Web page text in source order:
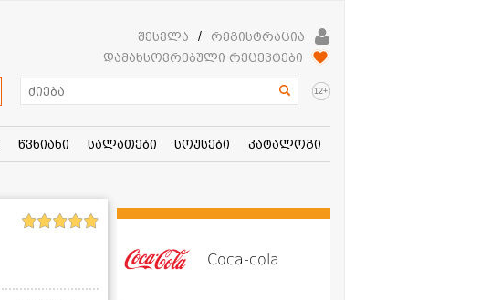
შესვლა /
რეგისტრაცია
დამახსოვრებული რეცეპტები
12+
წვნიანი სალათები სოუსები კატალოგი
Coca-cola